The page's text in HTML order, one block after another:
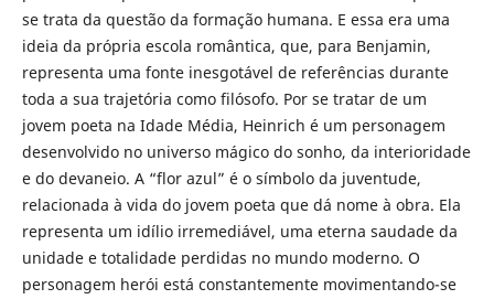
se trata da questão da formação humana. E essa era uma
ideia da própria escola romântica, que, para Benjamin,
representa uma fonte inesgotável de referências durante
toda a sua trajetória como filósofo. Por se tratar de um
jovem poeta na Idade Média, Heinrich é um personagem
desenvolvido no universo mágico do sonho, da interioridade
e do devaneio. A “flor azul” é o símbolo da juventude,
relacionada à vida do jovem poeta que dá nome à obra. Ela
representa um idílio irremediável, uma eterna saudade da
unidade e totalidade perdidas no mundo moderno. O
personagem herói está constantemente movimentando-se